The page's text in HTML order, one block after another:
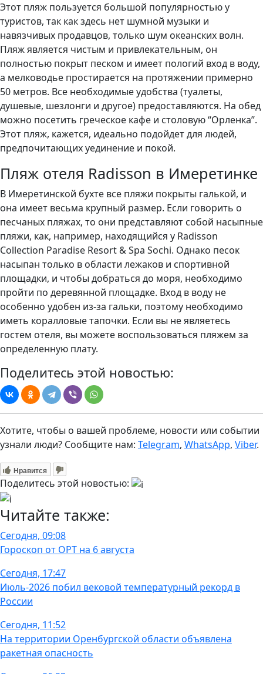
Этот пляж пользуется большой популярностью у
туристов, так как здесь нет шумной музыки и
навязчивых продавцов, только шум океанских волн.
Пляж является чистым и привлекательным, он
полностью покрыт песком и имеет пологий вход в воду,
а мелководье простирается на протяжении примерно
50 метров. Все необходимые удобства (туалеты,
душевые, шезлонги и другое) предоставляются. На обед
можно посетить греческое кафе и столовую “Орленка”.
Этот пляж, кажется, идеально подойдет для людей,
предпочитающих уединение и покой.
Пляж отеля Radisson в Имеретинке
В Имеретинской бухте все пляжи покрыты галькой, и
она имеет весьма крупный размер. Если говорить о
песчаных пляжах, то они представляют собой насыпные
пляжи, как, например, находящийся у Radisson
Collection Paradise Resort & Spa Sochi. Однако песок
насыпан только в области лежаков и спортивной
площадки, и чтобы добраться до моря, необходимо
пройти по деревянной площадке. Вход в воду не
особенно удобен из-за гальки, поэтому необходимо
иметь коралловые тапочки. Если вы не являетесь
гостем отеля, вы можете воспользоваться пляжем за
определенную плату.
Поделитесь этой новостью:
Хотите, чтобы о вашей проблеме, новости или событии
узнали люди? Сообщите нам: Telegram, WhatsApp, Viber.
Нравится
Поделитесь этой новостью:
Читайте также:
Сегодня, 09:08
Гороскоп от ОРТ на 6 августа
Сегодня, 17:47
Июль-2026 побил вековой температурный рекорд в
России
Сегодня, 11:52
На территории Оренбургской области объявлена
ракетная опасность